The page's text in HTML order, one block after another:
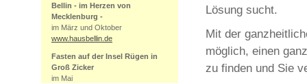
Bellin - im Herzen von
Mecklenburg -
im März und Oktober
www.hausbellin.de
Fasten auf der Insel Rügen in
Groß Zicker
im Mai
Lösung sucht.
Mit der
möglich, einen
zu finden und Sie